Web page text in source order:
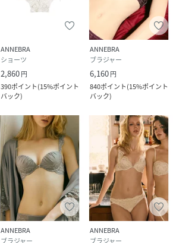
B70、B75、C70、C75、C80、D70、D75、
D80、E70、E75、E80、F70、F75、G70、G75
MD5287_AB
AB-1687-BEG-B70 MD5287
ANNEBRA
ショーツ
2,860円
390ポイント(15%ポイント
バック)
ANNEBRA
ブラジャー
6,160円
840ポイント(15%ポイント
バック)
ANNEBRA
ブラジャー
ANNEBRA
ブラジャー